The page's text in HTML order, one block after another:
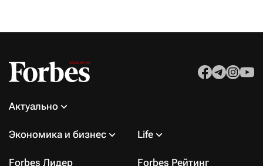
Актуально
Экономика и бизнес Life
Forbes Лидер Forbes Рейтинг